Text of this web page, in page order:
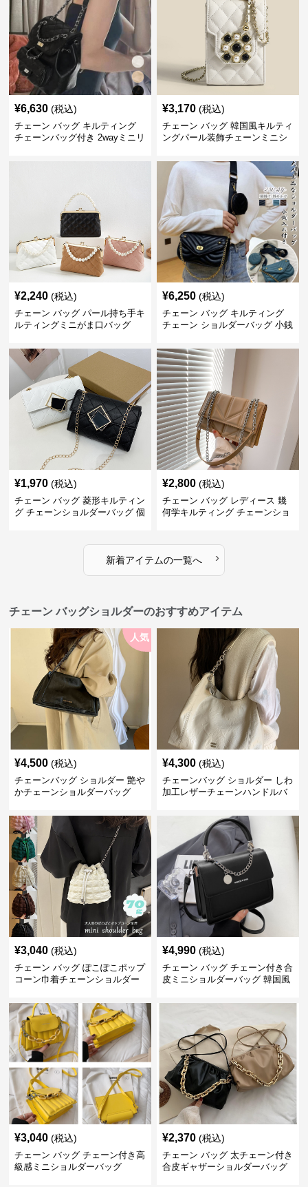
¥6,630 (税込)
チェーン バッグ キルティング
チェーンバッグ付き 2wayミニリ
¥3,170 (税込)
チェーン バッグ 韓国風キルティ
ングパール装飾チェーンミニシ
¥2,240 (税込)
チェーン バッグ パール持ち手キ
ルティングミニがま口バッグ
¥6,250 (税込)
チェーン バッグ キルティング
チェーン ショルダーバッグ 小銭
¥1,970 (税込)
チェーン バッグ 菱形キルティン
グ チェーンショルダーバッグ 個
¥2,800 (税込)
チェーン バッグ レディース 幾
何学キルティング チェーンショ
新着アイテムの一覧へ ›
チェーン バッグショルダーのおすすめアイテム
人気
¥4,500 (税込)
チェーンバッグ ショルダー 艶や
かチェーンショルダーバッグ
¥4,300 (税込)
チェーンバッグ ショルダー しわ
加工レザーチェーンハンドルバ
¥3,040 (税込)
チェーン バッグ ぽこぽこポップ
コーン巾着チェーンショルダー
¥4,990 (税込)
チェーン バッグ チェーン付き合
皮ミニショルダーバッグ 韓国風
¥3,040 (税込)
チェーン バッグ チェーン付き高
級感ミニショルダーバッグ
¥2,370 (税込)
チェーン バッグ 太チェーン付き
合皮ギャザーショルダーバッグ